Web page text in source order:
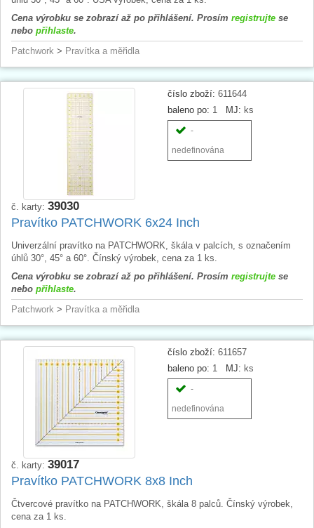
Cena výrobku se zobrazí až po přihlášení. Prosím registrujte se
nebo přihlaste.
Patchwork > Pravítka a měřidla
číslo zboží: 611644
baleno po: 1 MJ: ks
-
nedefinována
č. karty: 39030
Pravítko PATCHWORK 6x24 Inch
Univerzální pravítko na PATCHWORK, škála v palcích, s označením
úhlů 30°, 45° a 60°. Čínský výrobek, cena za 1 ks.
Cena výrobku se zobrazí až po přihlášení. Prosím registrujte se
nebo přihlaste.
Patchwork > Pravítka a měřidla
číslo zboží: 611657
baleno po: 1 MJ: ks
-
nedefinována
č. karty: 39017
Pravítko PATCHWORK 8x8 Inch
Čtvercové pravítko na PATCHWORK, škála 8 palců. Čínský výrobek,
cena za 1 ks.